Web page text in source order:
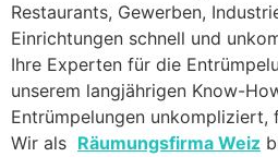
Restaurants, Gewerben,
Einrichtungen schnell und
Ihre Experten für die
unserem langjährigen Know-
Entrümpelungen unkompliziert,
Wir als Räumungsfirma Weiz